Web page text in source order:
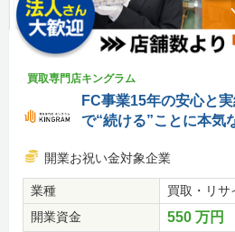
買取専門店キングラム
FC事業15年の安心と
で“続ける”ことに本気
開業お祝い金対象企業
業種
買取・リサ
開業資金
550 万円